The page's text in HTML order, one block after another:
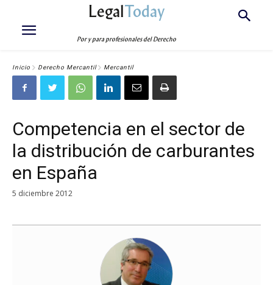
LegalToday
Por y para profesionales del Derecho
Inicio Derecho Mercantil Mercantil
Competencia en el sector de
la distribución de carburantes
en España
5 diciembre 2012